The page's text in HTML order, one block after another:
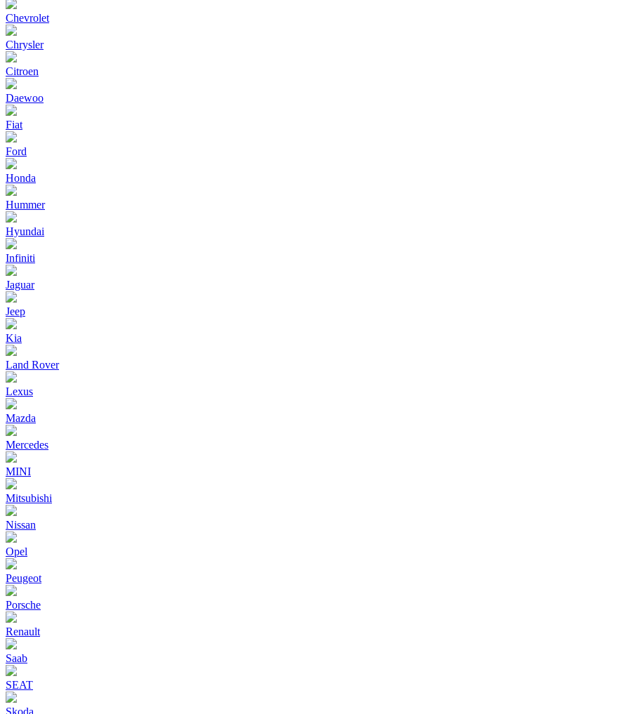
Chevrolet
Chrysler
Citroen
Daewoo
Fiat
Ford
Honda
Hummer
Hyundai
Infiniti
Jaguar
Jeep
Kia
Land Rover
Lexus
Mazda
Mercedes
MINI
Mitsubishi
Nissan
Opel
Peugeot
Porsche
Renault
Saab
SEAT
Skoda